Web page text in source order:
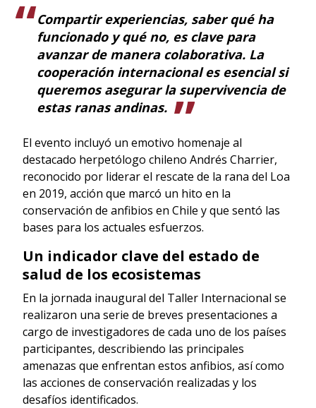
Compartir experiencias, saber qué ha
funcionado y qué no, es clave para
avanzar de manera colaborativa. La
cooperación internacional es esencial si
queremos asegurar la supervivencia de
estas ranas andinas.
El evento incluyó un emotivo homenaje al
destacado herpetólogo chileno Andrés Charrier,
reconocido por liderar el rescate de la rana del Loa
en 2019, acción que marcó un hito en la
conservación de anfibios en Chile y que sentó las
bases para los actuales esfuerzos.
Un indicador clave del estado de
salud de los ecosistemas
En la jornada inaugural del Taller Internacional se
realizaron una serie de breves presentaciones a
cargo de investigadores de cada uno de los países
participantes, describiendo las principales
amenazas que enfrentan estos anfibios, así como
las acciones de conservación realizadas y los
desafíos identificados.